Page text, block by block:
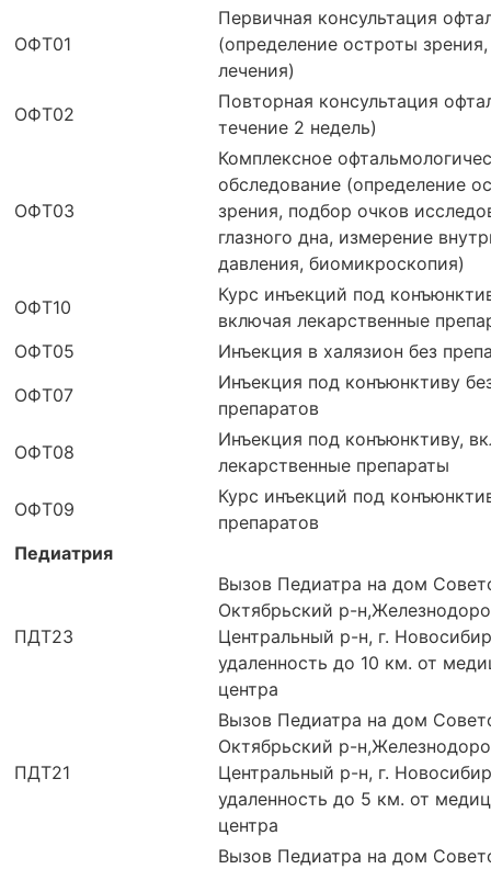
ОФТ01
Первичная консультация
(определение остроты зрения,
лечения)
ОФТ02
Повторная консультация
течение 2 недель)
ОФТ03
Комплексное
обследование (определение
зрения, подбор очков
глазного дна, измерение
давления, биомикроскопия)
ОФТ10
Курс инъекций под
включая лекарственные
ОФТ05
Инъекция в халязион без
ОФТ07
Инъекция под конъюнктиву
препаратов
ОФТ08
Инъекция под конъюнктиву,
лекарственные препараты
ОФТ09
Курс инъекций под
препаратов
Педиатрия
ПДТ23
Вызов Педиатра на дом
Октябрьский р-
Центральный р-н, г.
удаленность до 10 км. от
центра
ПДТ21
Вызов Педиатра на дом
Октябрьский р-
Центральный р-н, г.
удаленность до 5 км. от
центра
Вызов Педиатра на дом